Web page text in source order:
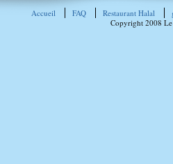
Accueil FAQ Restaurant Halal
Copyright 2008